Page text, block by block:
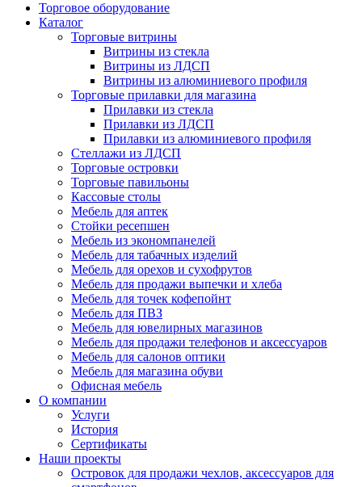
Торговое оборудование
Каталог
Торговые витрины
Витрины из cтекла
Витрины из ЛДСП
Витрины из алюминиевого профиля
Торговые прилавки для магазина
Прилавки из стекла
Прилавки из ЛДСП
Прилавки из алюминиевого профиля
Стеллажи из ЛДСП
Торговые островки
Торговые павильоны
Кассовые столы
Мебель для аптек
Стойки ресепшен
Мебель из экономпанелей
Мебель для табачных изделий
Мебель для орехов и сухофрутов
Мебель для продажи выпечки и хлеба
Мебель для точек кофепойнт
Мебель для ПВЗ
Мебель для ювелирных магазинов
Мебель для продажи телефонов и аксессуаров
Мебель для салонов оптики
Мебель для магазина обуви
Офисная мебель
О компании
Услуги
История
Сертификаты
Наши проекты
Островок для продажи чехлов, аксессуаров для